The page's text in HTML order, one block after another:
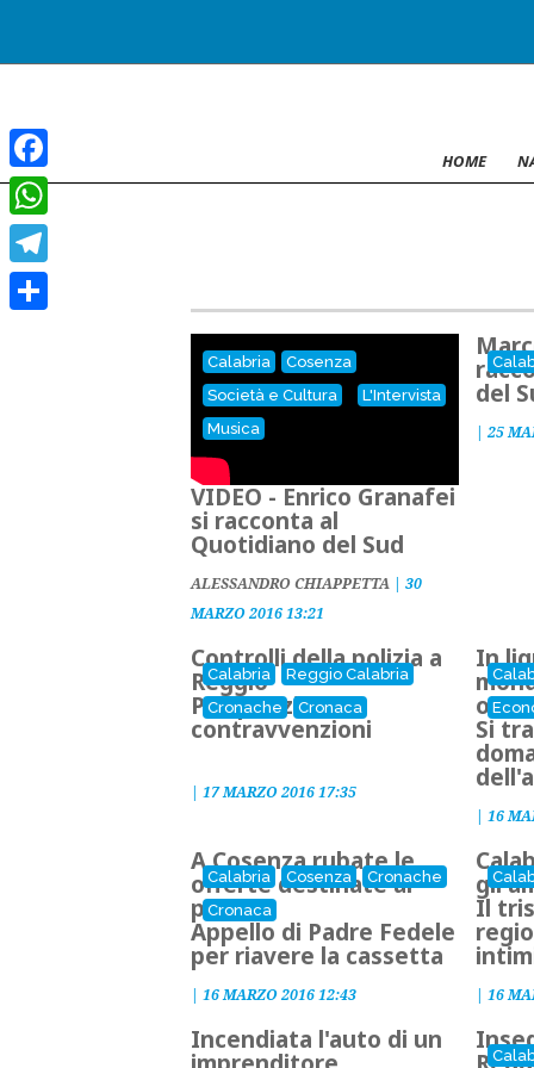
HOME
Calabria
Cosenza
Società e Cultura
L'Intervista
Musica
VIDEO - Enrico Granafei
si racconta al
Quotidiano del Sud
ALESSANDRO CHIAPPETTA | 30
MARZO 2016 13:21
del
|25
Calabria
Reggio Calabria
Cronache
Cronaca
Controlli della polizia a
Reggio
Perquisizioni e
contravvenzioni
| 17 MARZO 2016 17:35
In
oltre
Si
|16
Calabria Cosenza
Cronache
Cronaca
A Cosenza rubate le
offerte destinate ai
poveri
Appello di Padre Fedele
per riavere la cassetta
| 16 MARZO 2016 12:43
gli
Il
|16
Incendiata l'auto di un
Facebook
WhatsApp
Telegram